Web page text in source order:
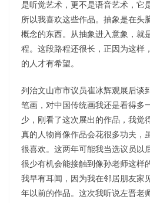
是听觉艺术，更不是语音艺术，它
所以我喜欢这些作品。抽象是在头
概念的东西。从抽象进入意象，就
程。这段路程还很长，正因为这样
的人才有希望。
列治文山市市议员崔冰辉观展后谈
笔画，对中国传统画我还是看得多
少，刚看了这次展出的作品，我觉
真的人物肖像作品会花很多功夫，
很喜欢。这两年可能我当选议员以
很少有机会能接触到像孙老师这样
我早有耳闻，因为我在邻居朋友家
年以前的作品。这次我听说左晋老